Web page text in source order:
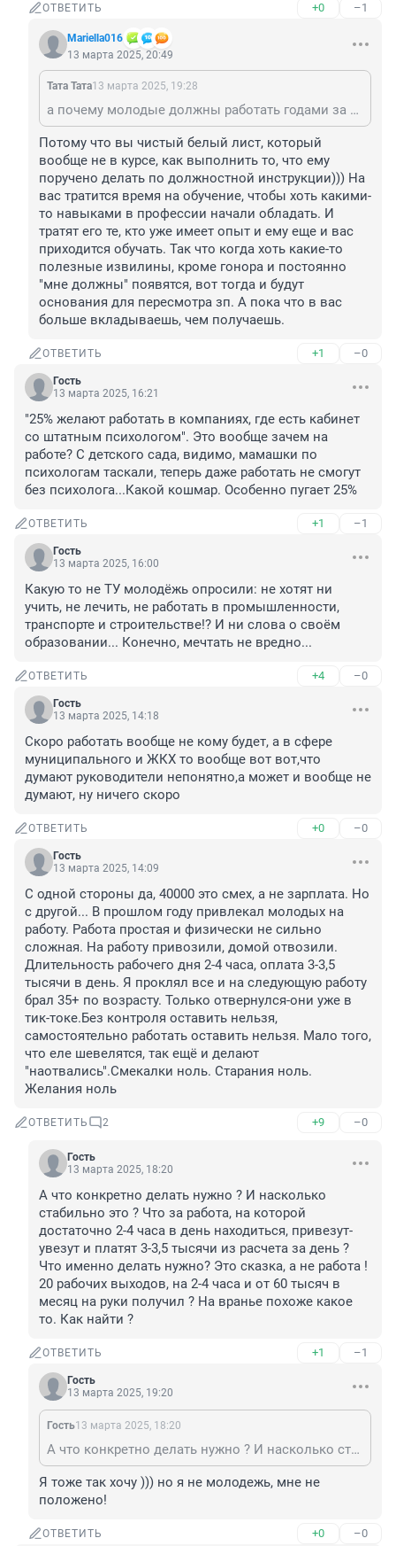
ОТВЕТИТЬ +0 –1
Mariella016
13 марта 2025, 20:49
Тата Тата13 марта 2025, 19:28
а почему молодые должны работать годами за копейки?доплата за опыт должна быть но не в несколько раз,проц 20-30
Потому что вы чистый белый лист, который
вообще не в курсе, как выполнить то, что ему
поручено делать по должностной инструкции))) На
вас тратится время на обучение, чтобы хоть какими-
то навыками в профессии начали обладать. И
тратят его те, кто уже имеет опыт и ему еще и вас
приходится обучать. Так что когда хоть какие-то
полезные извилины, кроме гонора и постоянно
"мне должны" появятся, вот тогда и будут
основания для пересмотра зп. А пока что в вас
больше вкладываешь, чем получаешь.
ОТВЕТИТЬ +1 –0
Гость
13 марта 2025, 16:21
"25% желают работать в компаниях, где есть кабинет
со штатным психологом". Это вообще зачем на
работе? С детского сада, видимо, мамашки по
психологам таскали, теперь даже работать не смогут
без психолога...Какой кошмар. Особенно пугает 25%
ОТВЕТИТЬ +1 –1
Гость
13 марта 2025, 16:00
Какую то не ТУ молодёжь опросили: не хотят ни
учить, не лечить, не работать в промышленности,
транспорте и строительстве!? И ни слова о своём
образовании... Конечно, мечтать не вредно...
ОТВЕТИТЬ +4 –0
Гость
13 марта 2025, 14:18
Скоро работать вообще не кому будет, а в сфере
муниципального и ЖКХ то вообще вот вот,что
думают руководители непонятно,а может и вообще не
думают, ну ничего скоро
ОТВЕТИТЬ +0 –0
Гость
13 марта 2025, 14:09
С одной стороны да, 40000 это смех, а не зарплата. Но
с другой... В прошлом году привлекал молодых на
работу. Работа простая и физически не сильно
сложная. На работу привозили, домой отвозили.
Длительность рабочего дня 2-4 часа, оплата 3-3,5
тысячи в день. Я проклял все и на следующую работу
брал 35+ по возрасту. Только отвернулся-они уже в
тик-токе.Без контроля оставить нельзя,
самостоятельно работать оставить нельзя. Мало того,
что еле шевелятся, так ещё и делают
"наотвались".Смекалки ноль. Старания ноль.
Желания ноль
ОТВЕТИТЬ 2 +9 –0
Гость
13 марта 2025, 18:20
А что конкретно делать нужно ? И насколько
стабильно это ? Что за работа, на которой
достаточно 2-4 часа в день находиться, привезут-
увезут и платят 3-3,5 тысячи из расчета за день ?
Что именно делать нужно? Это сказка, а не работа !
20 рабочих выходов, на 2-4 часа и от 60 тысяч в
месяц на руки получил ? На вранье похоже какое
то. Как найти ?
ОТВЕТИТЬ +1 –1
Гость
13 марта 2025, 19:20
Гость13 марта 2025, 18:20
А что конкретно делать нужно ? И насколько стабильно это ? Что за работа, на которой достаточно 2-4 часа в день находиться, привезут-увезут и платят 3-3,5 тысячи из расчета за день ? Что именно делать нужно? Это сказка, а не работа ! 20 рабочих выходов, на 2-4 часа и от 60 тысяч в месяц на руки получил ? На вранье похоже какое то. Как найти ?
Я тоже так хочу ))) но я не молодежь, мне не
положено!
ОТВЕТИТЬ +0 –0